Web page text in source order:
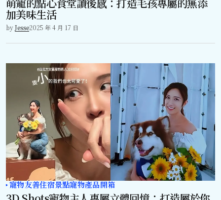
萌寵的點心食堂讀後感：打造毛孩專屬的無添
加美味生活
byJesse2025 年 4 月 17 日
寵物友善住宿景點寵物產品開箱